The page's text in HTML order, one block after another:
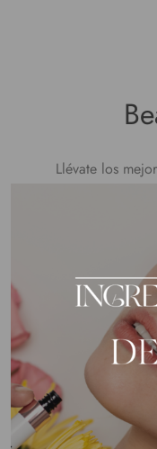
Llévate los